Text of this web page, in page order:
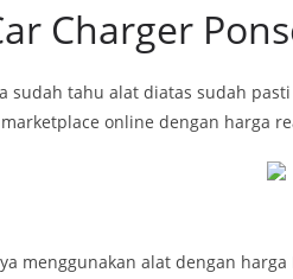
Charger
sudah tahu alat diatas sudah
online dengan harga
menggunakan alat dengan